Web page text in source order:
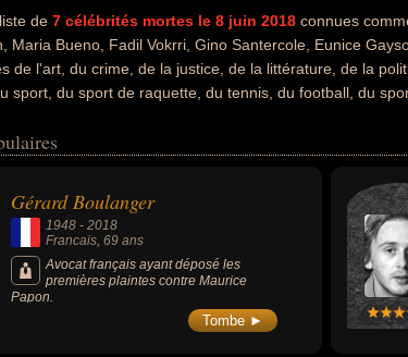
de 7 célébrités mortes le 8 juin 2018 connues
Maria Bueno, Fadil Vokrri, Gino Santercole, Eunice
de l'art, du crime, de la justice, de la littérature, de la
sport, du sport de raquette, du tennis, du football, du
de blues, chanteur de rock, guitariste, guitariste de
morts, ils peuvent avoir été francais, anglais, américain,
Gérard Boulanger
1948 - 2018
Francais, 69 ans
Avocat français ayant déposé les
premières plaintes contre Maurice
Papon.
Tombe ►